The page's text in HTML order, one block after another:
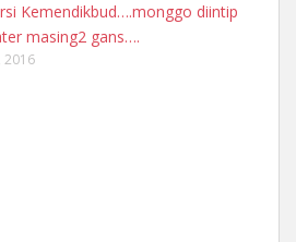
Kemendikbud….monggo diintip
masing2 gans….
2016